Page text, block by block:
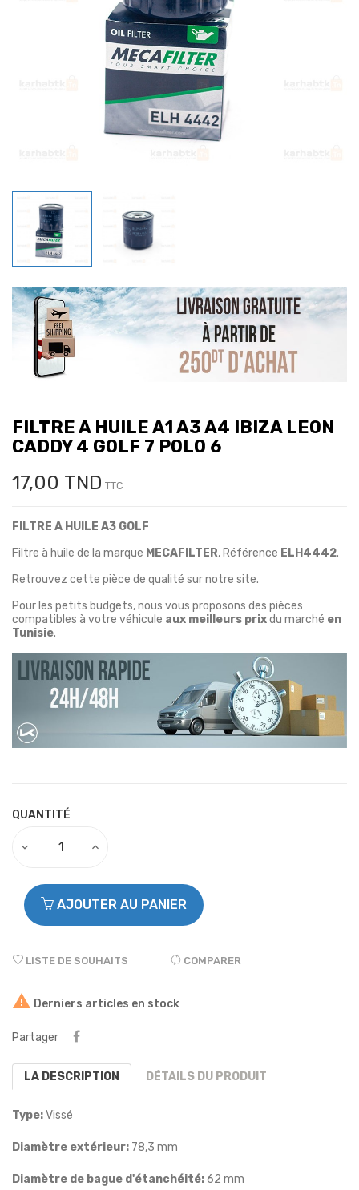
FILTRE A HUILE A1 A3 A4 IBIZA LEON
CADDY 4 GOLF 7 POLO 6
17,00 TND TTC
FILTRE A HUILE A3 GOLF
Filtre à huile de la marque MECAFILTER, Référence ELH4442.
Retrouvez cette pièce de qualité sur notre site.
Pour les petits budgets, nous vous proposons des pièces
compatibles à votre véhicule aux meilleurs prixdu marché en
Tunisie.
QUANTITÉ
AJOUTER AU PANIER
LISTE DE SOUHAITS COMPARER
 Derniers articles en stock
Partager
LA DESCRIPTION DÉTAILS DU PRODUIT
Type:Vissé
Diamètre extérieur: 78,3 mm
Diamètre de bague d'étanchéité:62 mm